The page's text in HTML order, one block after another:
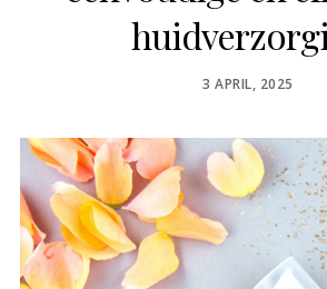
POSTED
3 APRIL, 2025